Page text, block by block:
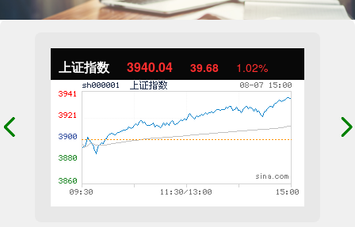
上证指数 3940.04 39.68 1.02%